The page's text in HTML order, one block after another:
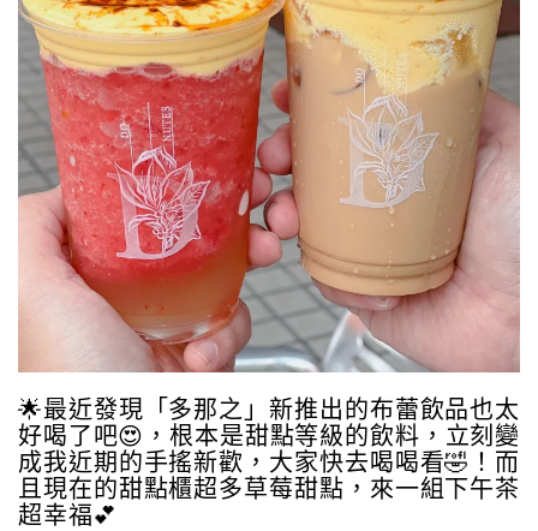
🌟最近發現「多那之」新推出的布蕾飲品也太
好喝了吧😍，根本是甜點等級的飲料，立刻變
成我近期的手搖新歡，大家快去喝喝看🤣！而
且現在的甜點櫃超多草莓甜點，來一組下午茶
超幸福💕